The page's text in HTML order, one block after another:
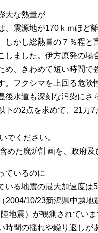
大な熱量が
、震源地が170ｋｍほど
しかし総熱量の７％程
しました。伊方原発の
め、きわめて短い時間
。フクシマを上回る危
水道も深刻な汚染にさ
下の2点を求めて、21万
でください。
た廃炉計画を、政府及
ているのに
いる地震の最大加速度
2004/10/23新潟県中越
陸地震）が観測されてい
時間の揺れや繰り返しが